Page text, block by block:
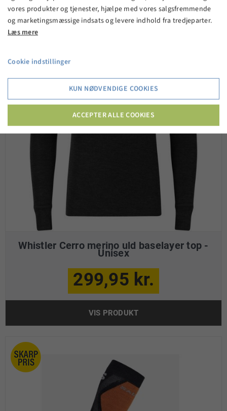
Whistler Cerro merino uld baselayer top -
Unisex
299,95 kr.
VIS PRODUKT
vores produkter og tjenester, hjælpe med vores salgsfremmende
og marketingsmæssige indsats og levere indhold fra tredjeparter.
Læs mere
Cookie indstillinger
KUN NØDVENDIGE COOKIES
ACCEPTER ALLE COOKIES